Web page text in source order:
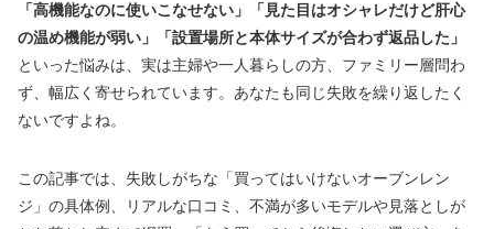
「高機能なのに使いこなせない」「見た目はオシャレだけど肝心
の温め機能が弱い」「設置場所と本体サイズが合わず返品した」
といった悩みは、実は主婦や一人暮らしの方、ファミリー層問わ
ず、幅広く寄せられています。あなたも同じ失敗を繰り返したく
ないですよね。
この記事では、失敗しがちな「買ってはいけないオーブンレン
ジ」の具体例、リアルな口コミ、不満が多いモデルや見落としが